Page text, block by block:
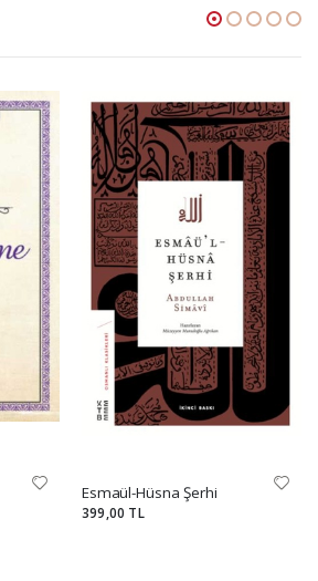
Esmaül-Hüsna Şerhi
399,00 TL